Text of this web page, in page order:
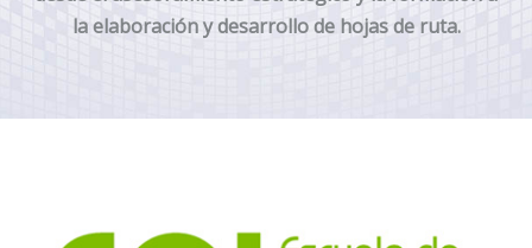
la elaboración y desarrollo de hojas de ruta.